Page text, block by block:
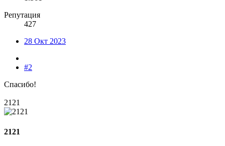
Репутация
427
28 Окт 2023
#2
Спасибо!
2121
2121